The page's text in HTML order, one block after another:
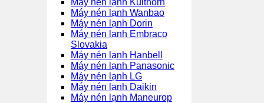
Máy nén lạnh Kulthorn
Máy nén lạnh Wanbao
Máy nén lạnh Dorin
Máy nén lạnh Embraco
Slovakia
Máy nén lạnh Hanbell
Máy nén lạnh Panasonic
Máy nén lạnh LG
Máy nén lạnh Daikin
Máy nén lạnh Maneurop